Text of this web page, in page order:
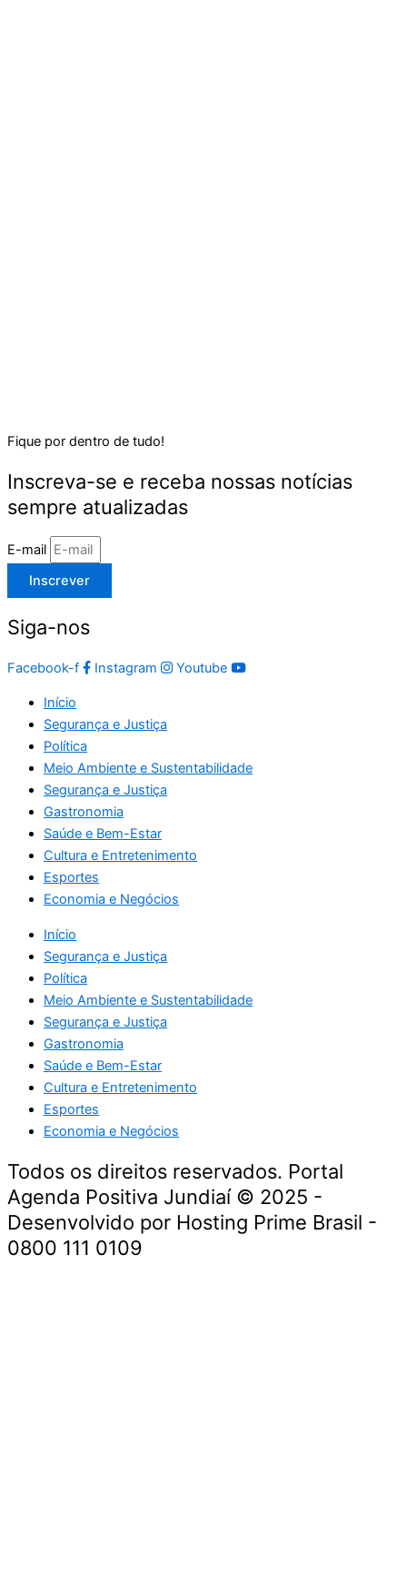
Fique por dentro de tudo!
Inscreva-se e receba nossas notícias
sempre atualizadas
E-mail
Inscrever
Siga-nos
Facebook-f Instagram Youtube
Início
Segurança e Justiça
Política
Meio Ambiente e Sustentabilidade
Segurança e Justiça
Gastronomia
Saúde e Bem-Estar
Cultura e Entretenimento
Esportes
Economia e Negócios
Início
Segurança e Justiça
Política
Meio Ambiente e Sustentabilidade
Segurança e Justiça
Gastronomia
Saúde e Bem-Estar
Cultura e Entretenimento
Esportes
Economia e Negócios
Todos os direitos reservados. Portal
Agenda Positiva Jundiaí © 2025 -
Desenvolvido por Hosting Prime Brasil -
0800 111 0109